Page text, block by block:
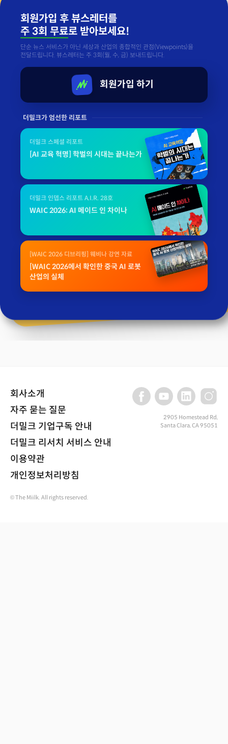
회원가입 후 뷰스레터를
주 3회 무료로 받아보세요!
단순 뉴스 서비스가 아닌 세상과 산업의 종합적인 관점(Viewpoints)을
전달드립니다. 뷰스레터는 주 3회(월, 수, 금) 보내드립니다.
회원가입 하기
더밀크가 엄선한 리포트
더밀크 스페셜 리포트
[AI 교육 혁명] 학벌의 시대는 끝나는가
더밀크 인뎁스 리포트 A.I.R. 28호
WAIC 2026: AI 메이드 인 차이나
[WAIC 2026 디브리핑] 웨비나 강연 자료
[WAIC 2026에서 확인한 중국 AI 로봇
산업의 실체
회사소개
자주 묻는 질문
더밀크 기업구독 안내
더밀크 리서치 서비스 안내
이용약관
개인정보처리방침
2905 Homestead Rd,
Santa Clara, CA 95051
© The Miilk. All rights reserved.